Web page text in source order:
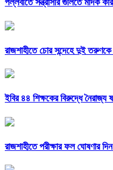
পল্লবীতে সন্ত্রাসীর গুলিতে মাদক
রাজশাহীতে চোর সন্দেহে দুই তরুণকে
ইবির ৪৪ শিক্ষকের বিরুদ্ধে
রাজশাহীতে পরীক্ষার ফল ঘোষণার